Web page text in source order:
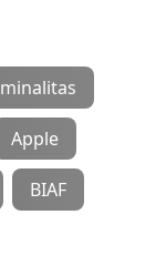
Apple
BIAF